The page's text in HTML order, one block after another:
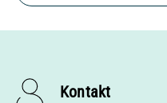
Kontakt